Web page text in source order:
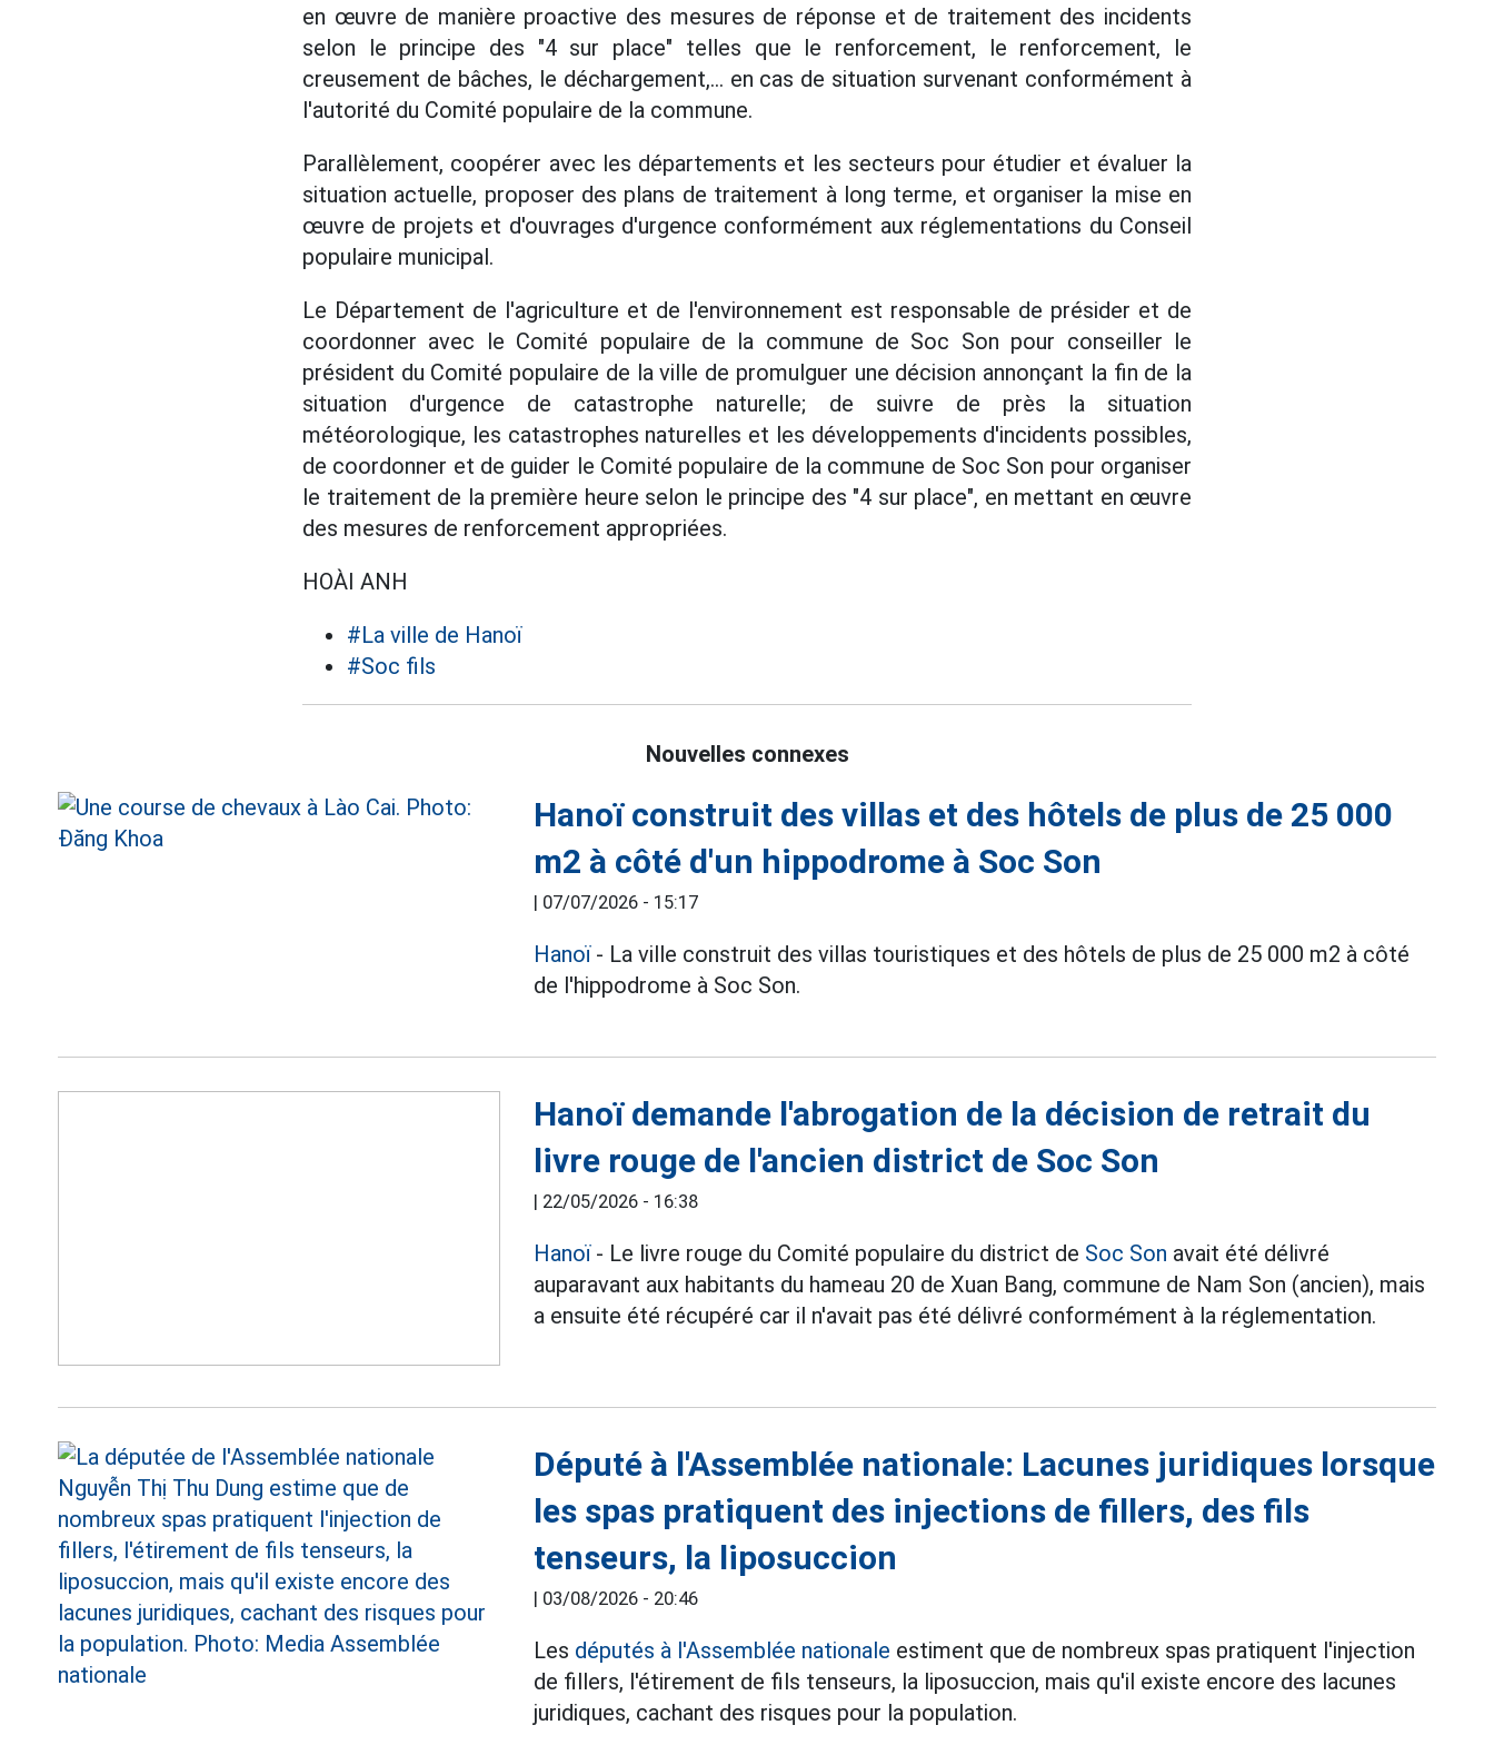
en œuvre de manière proactive des mesures de réponse et de traitement des incidents
selon le principe des "4 sur place" telles que le renforcement, le renforcement, le
creusement de bâches, le déchargement,... en cas de situation survenant conformément à
l'autorité du Comité populaire de la commune.
Parallèlement, coopérer avec les départements et les secteurs pour étudier et évaluer la
situation actuelle, proposer des plans de traitement à long terme, et organiser la mise en
œuvre de projets et d'ouvrages d'urgence conformément aux réglementations du Conseil
populaire municipal.
Le Département de l'agriculture et de l'environnement est responsable de présider et de
coordonner avec le Comité populaire de la commune de Soc Son pour conseiller le
président du Comité populaire de la ville de promulguer une décision annonçant la fin de la
situation d'urgence de catastrophe naturelle; de suivre de près la situation
météorologique, les catastrophes naturelles et les développements d'incidents possibles,
de coordonner et de guider le Comité populaire de la commune de Soc Son pour organiser
le traitement de la première heure selon le principe des "4 sur place", en mettant en œuvre
des mesures de renforcement appropriées.
HOÀI ANH
#La ville de Hanoï
#Soc fils
Nouvelles connexes
Hanoï construit des villas et des hôtels de plus de 25 000
m2 à côté d'un hippodrome à Soc Son
| 07/07/2026 - 15:17
Hanoï- La ville construit des villas touristiques et des hôtels de plus de 25 000 m2 à côté
de l'hippodrome à Soc Son.
Hanoï demande l'abrogation de la décision de retrait du
livre rouge de l'ancien district de Soc Son
| 22/05/2026 - 16:38
Hanoï- Le livre rouge du Comité populaire du district de Soc Son avait été délivré
auparavant aux habitants du hameau 20 de Xuan Bang, commune de Nam Son (ancien), mais
a ensuite été récupéré car il n'avait pas été délivré conformément à la réglementation.
Député à l'Assemblée nationale: Lacunes juridiques lorsque
les spas pratiquent des injections de fillers, des fils
tenseurs, la liposuccion
| 03/08/2026 - 20:46
Les députés à l'Assemblée nationale estiment que de nombreux spas pratiquent l'injection
de fillers, l'étirement de fils tenseurs, la liposuccion, mais qu'il existe encore des lacunes
juridiques, cachant des risques pour la population.